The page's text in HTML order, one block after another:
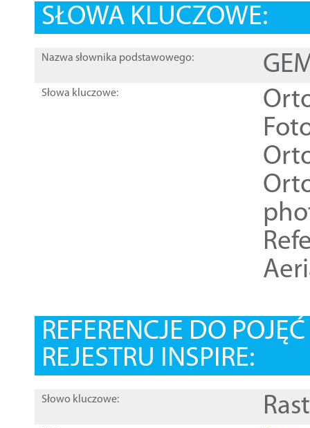
SŁOWA KLUCZOWE:
Nazwa słownika podstawowego:
Słowa kluczowe:
REFERENCJE DO
REJESTRU INSPIRE:
Słowo kluczowe: